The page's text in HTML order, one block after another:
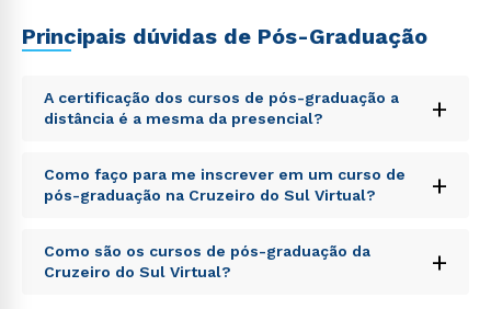
Principais dúvidas de Pós-Graduação
A certificação dos cursos de pós-graduação a
distância é a mesma da presencial?
+
Sed ut perspiciatis unde omnis iste natus error sit
voluptatem accusantium doloremque laudantium,
totam rem aperiam, eaque ipsa quae ab illo inventore
explicabo. Nemo enim ipsam voluptatem quia
voluptas sit aspernatur aut odit aut fugit, sed quia
Como faço para me inscrever em um curso de
pós-graduação na Cruzeiro do Sul Virtual?
+
Sed ut perspiciatis unde omnis iste natus error sit
voluptatem accusantium doloremque laudantium,
Como são os cursos de pós-graduação da
Cruzeiro do Sul Virtual?
+